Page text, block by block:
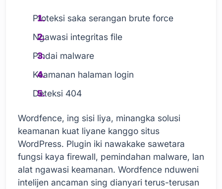
Proteksi saka serangan brute force
Ngawasi integritas file
Pindai malware
Keamanan halaman login
Deteksi 404
Wordfence, ing sisi liya, minangka solusi
keamanan kuat liyane kanggo situs
WordPress. Plugin iki nawakake sawetara
fungsi kaya firewall, pemindahan malware, lan
alat ngawasi keamanan. Wordfence nduweni
intelijen ancaman sing dianyari terus-terusan